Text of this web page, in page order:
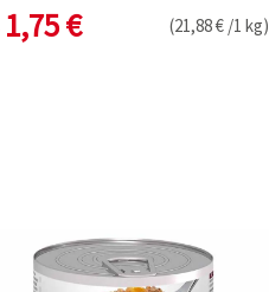
1,75 € (21,88 € /1 kg)